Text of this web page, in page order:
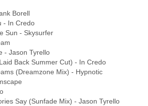
Borell
- In Credo
Sun - Skysurfer
- Jason Tyrello
Back Summer Cut) - In Credo
(Dreamzone Mix) - Hypnotic
Say (Sunfade Mix) - Jason Tyrello